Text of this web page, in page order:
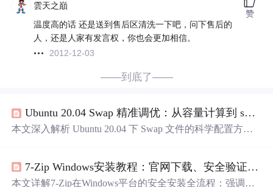
雲天之巔
温度高的话 还是送到售后区清洗一下吧，问下售后的
人，还是人家有发言权，你也会更加相信。
2012-12-03
赞
——到底了——
Ubuntu 20.04 Swap 精准调优：从容量计算到 swappiness 与 vfs_cache_pressure 协同治理
本文深入解析 Ubuntu 20.04 下 Swap 文件的科学配置方
持的 SSD 寿命优化、/etc/fstab 安全持久化配置，以及外挂
硬盘Swap 的工程约束。重点揭示 Swap 策略失配如何引发
7-Zip Windows安装教程：官网下载、安全验证与中文乱码解决方案
本文详解7-Zip在Windows平台的安全安装全流程：强调必